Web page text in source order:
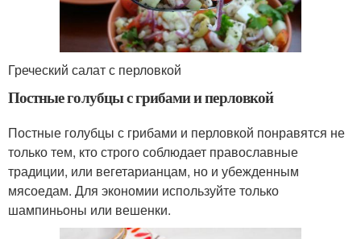
Греческий салат с перловкой
Постные голубцы с грибами и перловкой
Постные голубцы с грибами и перловкой понравятся не
только тем, кто строго соблюдает православные
традиции, или вегетарианцам, но и убежденным
мясоедам. Для экономии используйте только
шампиньоны или вешенки.